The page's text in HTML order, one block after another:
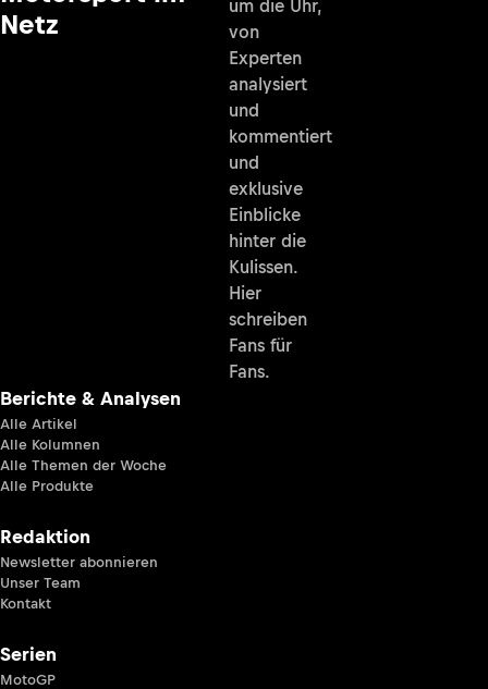
Netz
um die Uhr,
von
Experten
analysiert
und
kommentiert
und
exklusive
Einblicke
hinter die
Kulissen.
Hier
schreiben
Fans für
Fans.
Berichte & Analysen
Alle Artikel
Alle Kolumnen
Alle Themen der Woche
Alle Produkte
Redaktion
Newsletter abonnieren
Unser Team
Kontakt
Serien
MotoGP